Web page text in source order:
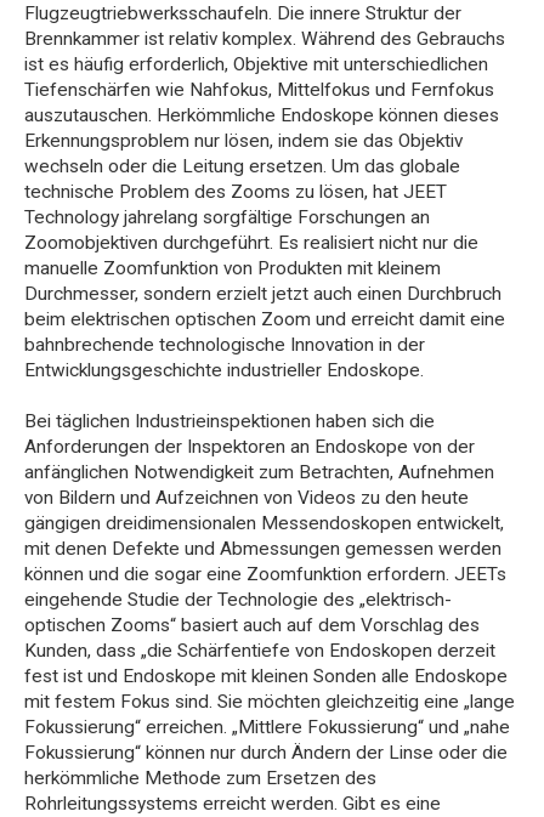
Flugzeugtriebwerksschaufeln. Die innere Struktur der
Brennkammer ist relativ komplex. Während des Gebrauchs
ist es häufig erforderlich, Objektive mit unterschiedlichen
Tiefenschärfen wie Nahfokus, Mittelfokus und Fernfokus
auszutauschen. Herkömmliche Endoskope können dieses
Erkennungsproblem nur lösen, indem sie das Objektiv
wechseln oder die Leitung ersetzen. Um das globale
technische Problem des Zooms zu lösen, hat JEET
Technology jahrelang sorgfältige Forschungen an
Zoomobjektiven durchgeführt. Es realisiert nicht nur die
manuelle Zoomfunktion von Produkten mit kleinem
Durchmesser, sondern erzielt jetzt auch einen Durchbruch
beim elektrischen optischen Zoom und erreicht damit eine
bahnbrechende technologische Innovation in der
Entwicklungsgeschichte industrieller Endoskope.
Bei täglichen Industrieinspektionen haben sich die
Anforderungen der Inspektoren an Endoskope von der
anfänglichen Notwendigkeit zum Betrachten, Aufnehmen
von Bildern und Aufzeichnen von Videos zu den heute
gängigen dreidimensionalen Messendoskopen entwickelt,
mit denen Defekte und Abmessungen gemessen werden
können und die sogar eine Zoomfunktion erfordern. JEETs
eingehende Studie der Technologie des „elektrisch-
optischen Zooms“ basiert auch auf dem Vorschlag des
Kunden, dass „die Schärfentiefe von Endoskopen derzeit
fest ist und Endoskope mit kleinen Sonden alle Endoskope
mit festem Fokus sind. Sie möchten gleichzeitig eine „lange
Fokussierung“ erreichen. „Mittlere Fokussierung“ und „nahe
Fokussierung“ können nur durch Ändern der Linse oder die
herkömmliche Methode zum Ersetzen des
Rohrleitungssystems erreicht werden. Gibt es eine